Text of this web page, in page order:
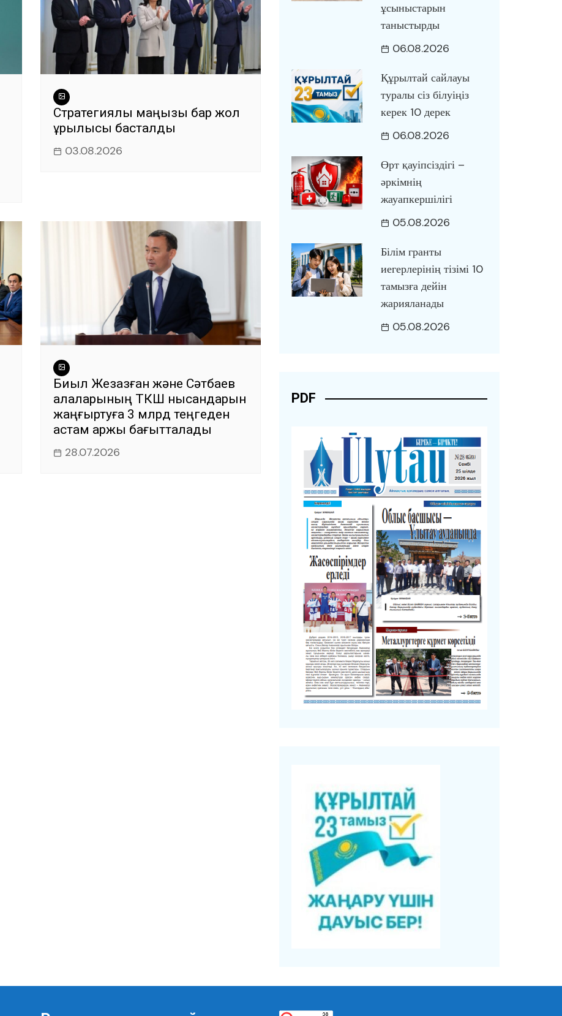
Стратегиялық маңызы бар жол
құрылысы басталды
03.08.2026
Биыл Жезқазған және Сәтбаев
қалаларының ТКШ нысандарын
жаңғыртуға 3 млрд теңгеден
астам қаржы бағытталады
28.07.2026
ұсыныстарын
таныстырды
06.08.2026
Құрылтай сайлауы
туралы сіз білуіңіз
керек 10 дерек
06.08.2026
Өрт қауіпсіздігі –
әркімнің
жауапкершілігі
05.08.2026
Білім гранты
иегерлерінің тізімі 10
тамызға дейін
жарияланады
05.08.2026
PDF